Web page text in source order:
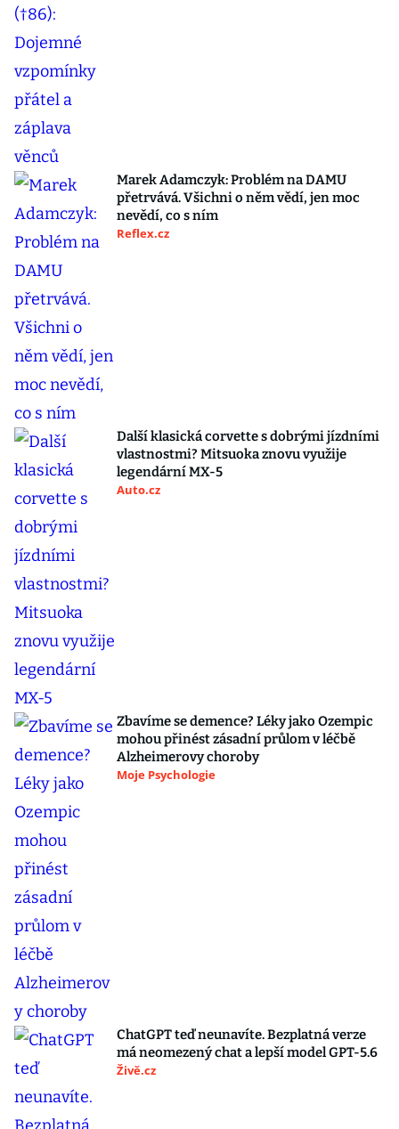
Marek Adamczyk: Problém na DAMU
přetrvává. Všichni o něm vědí, jen moc
nevědí, co s ním
Reflex.cz
Další klasická corvette s dobrými jízdními
vlastnostmi? Mitsuoka znovu využije
legendární MX-5
Auto.cz
Zbavíme se demence? Léky jako Ozempic
mohou přinést zásadní průlom v léčbě
Alzheimerovy choroby
Moje Psychologie
ChatGPT teď neunavíte. Bezplatná verze
má neomezený chat a lepší model GPT-5.6
Živě.cz